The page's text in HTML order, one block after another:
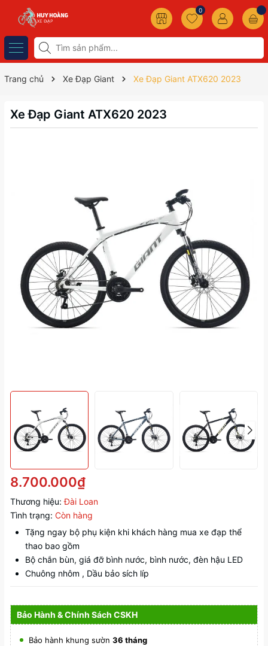
0
Trang chủ Xe Đạp Giant Xe Đạp Giant ATX620 2023
Xe Đạp Giant ATX620 2023
8.700.000₫
Thương hiệu: Đài Loan
Tình trạng: Còn hàng
Tặng ngay bộ phụ kiện khi khách hàng mua xe đạp thể
thao bao gồm
Bộ chắn bùn, giá đỡ bình nước, bình nước, đèn hậu LED
Chuông nhôm , Dầu bảo sích líp
Bảo Hành & Chính Sách CSKH
Bảo hành khung sườn 36 tháng